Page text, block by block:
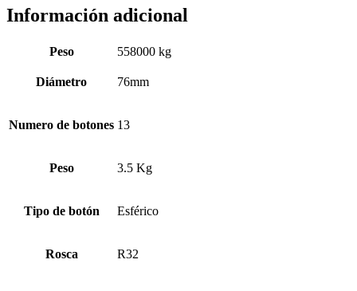
Información adicional
Peso 558000 kg
Diámetro 76mm
Numero de botones 13
Peso 3.5 Kg
Tipo de botón Esférico
Rosca R32